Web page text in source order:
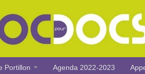
Portillon Agenda 2022-2023